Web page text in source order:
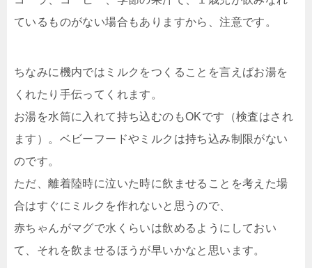
ているものがない場合もありますから、注意です。
ちなみに機内ではミルクをつくることを言えばお湯を
くれたり手伝ってくれます。
お湯を水筒に入れて持ち込むのもOKです（検査はされ
ます）。ベビーフードやミルクは持ち込み制限がない
のです。
ただ、離着陸時に泣いた時に飲ませることを考えた場
合はすぐにミルクを作れないと思うので、
赤ちゃんがマグで水くらいは飲めるようにしておい
て、それを飲ませるほうが早いかなと思います。